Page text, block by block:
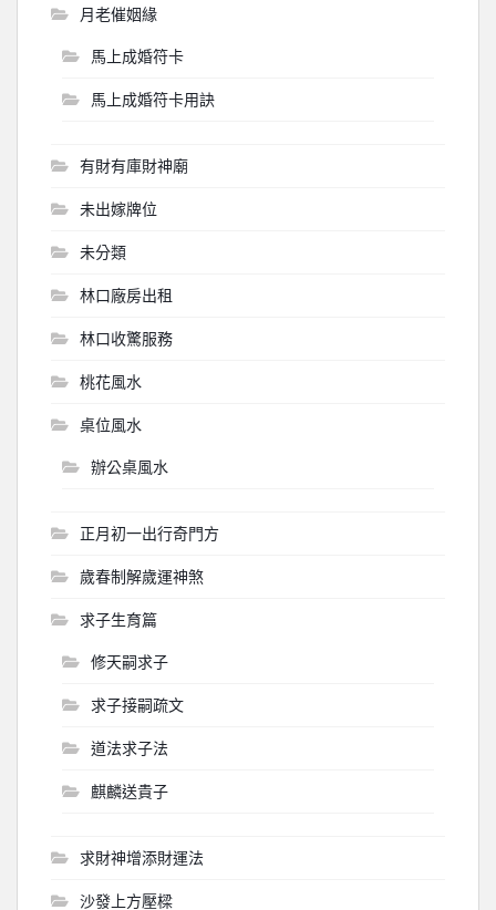
月老催姻緣
馬上成婚符卡
馬上成婚符卡用訣
有財有庫財神廟
未出嫁牌位
未分類
林口廠房出租
林口收驚服務
桃花風水
桌位風水
辦公桌風水
正月初一出行奇門方
歲春制解歲運神煞
求子生育篇
修天嗣求子
求子接嗣疏文
道法求子法
麒麟送貴子
求財神增添財運法
沙發上方壓樑